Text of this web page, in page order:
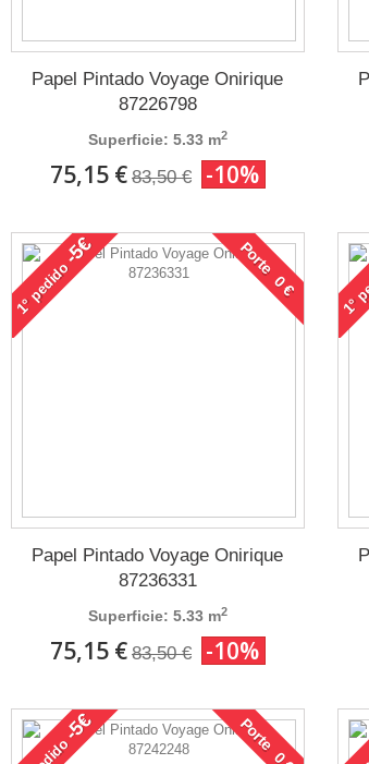
Papel Pintado Voyage Onirique
87226798
Superficie: 5.33 m2
75,15 € 83,50 € -10%
1°
pedido
-5€ Porte 0 €
Papel Pintado Voyage Onirique
87236331
Superficie: 5.33 m2
75,15 € 83,50 € -10%
1°
-5€ Porte 0 €